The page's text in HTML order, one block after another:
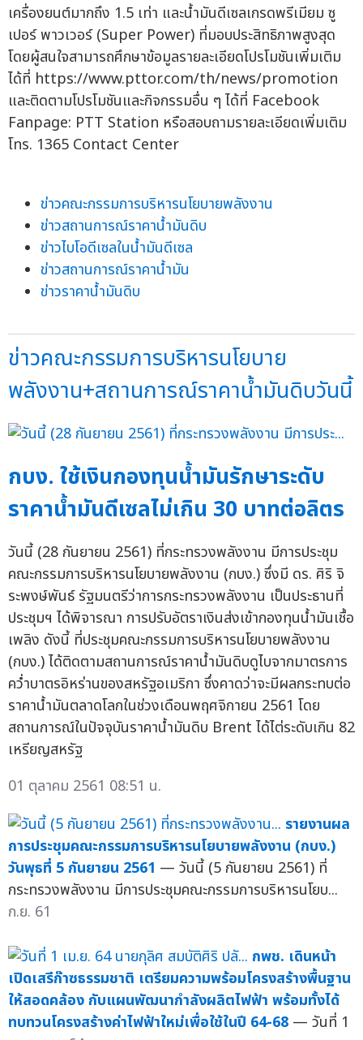
เครื่องยนต์มากถึง 1.5 เท่า และน้ำมันดีเซลเกรดพรีเมียม ซู
เปอร์ พาวเวอร์ (Super Power) ที่มอบประสิทธิภาพสูงสุด
โดยผู้สนใจสามารถศึกษาข้อมูลรายละเอียดโปรโมชันเพิ่มเติม
ได้ที่ https://www.pttor.com/th/news/promotion
และติดตามโปรโมชันและกิจกรรมอื่น ๆ ได้ที่ Facebook
Fanpage: PTT Station หรือสอบถามรายละเอียดเพิ่มเติม
โทร. 1365 Contact Center
ข่าวคณะกรรมการบริหารนโยบายพลังงาน
ข่าวสถานการณ์ราคาน้ำมันดิบ
ข่าวไบโอดีเซลในน้ำมันดีเซล
ข่าวสถานการณ์ราคาน้ำมัน
ข่าวราคาน้ำมันดิบ
ข่าวคณะกรรมการบริหารนโยบาย
พลังงาน+สถานการณ์ราคาน้ำมันดิบวันนี้
กบง. ใช้เงินกองทุนน้ำมันรักษาระดับ
ราคาน้ำมันดีเซลไม่เกิน 30 บาทต่อลิตร
วันนี้ (28 กันยายน 2561) ที่กระทรวงพลังงาน มีการประชุม
คณะกรรมการบริหารนโยบายพลังงาน (กบง.) ซึ่งมี ดร. ศิริ จิ
ระพงษ์พันธ์ รัฐมนตรีว่าการกระทรวงพลังงาน เป็นประธานที่
ประชุมฯ ได้พิจารณา การปรับอัตราเงินส่งเข้ากองทุนน้ำมันเชื้อ
เพลิง ดังนี้ ที่ประชุมคณะกรรมการบริหารนโยบายพลังงาน
(กบง.) ได้ติดตามสถานการณ์ราคาน้ำมันดิบดูไบจากมาตรการ
คว่ำบาตรอิหร่านของสหรัฐอเมริกา ซึ่งคาดว่าจะมีผลกระทบต่อ
ราคาน้ำมันตลาดโลกในช่วงเดือนพฤศจิกายน 2561 โดย
สถานการณ์ในปัจจุบันราคาน้ำมันดิบ Brent ได้ไต่ระดับเกิน 82
เหรียญสหรัฐ
01 ตุลาคม 2561 08:51 น.
รายงานผล
การประชุมคณะกรรมการบริหารนโยบายพลังงาน (กบง.)
วันพุธที่ 5 กันยายน 2561 — วันนี้ (5 กันยายน 2561) ที่
กระทรวงพลังงาน มีการประชุมคณะกรรมการบริหารนโยบ...
ก.ย. 61
กพช. เดินหน้า
เปิดเสรีก๊าซธรรมชาติ เตรียมความพร้อมโครงสร้างพื้นฐาน
ให้สอดคล้อง กับแผนพัฒนากำลังผลิตไฟฟ้า พร้อมทั้งได้
ทบทวนโครงสร้างค่าไฟฟ้าใหม่เพื่อใช้ในปี 64-68 — วันที่ 1